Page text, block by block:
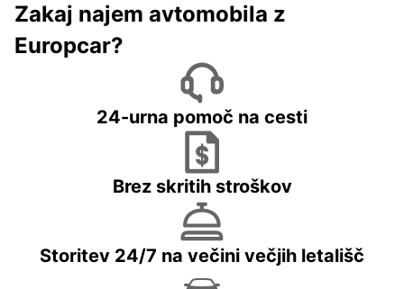
Zakaj najem avtomobila z
Europcar?
24-urna pomoč na cesti
Brez skritih stroškov
Storitev 24/7 na večini večjih letališč